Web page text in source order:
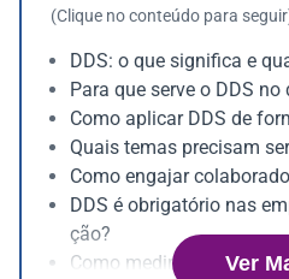
(Clique no conteúdo para
DDS: o que significa e
Para que serve o DDS
Como aplicar DDS de
Quais temas precisam
Como engajar
DDS é obrigatório nas
ção?
Como medir os
Ver